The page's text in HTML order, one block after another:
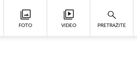
FOTO VIDEO PRETRAŽITE